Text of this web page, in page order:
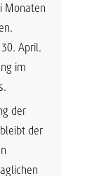
Monaten
April.
im
der
der